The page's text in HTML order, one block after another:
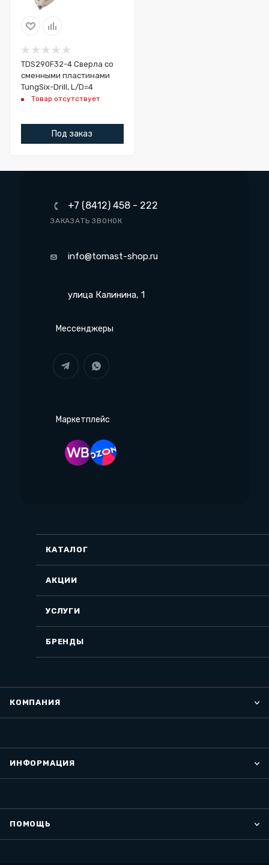
TDS290F32-4 Сверла со
сменными пластинами
TungSix-Drill, L/D=4
Товар отсутствует
Под заказ
+7 (8412) 458 - 222
ЗАКАЗАТЬ ЗВОНОК
info@tomast-shop.ru
улица Калинина, 1
Мессенджеры
Маркетплейс
КАТАЛОГ
АКЦИИ
УСЛУГИ
БРЕНДЫ
КОМПАНИЯ
ИНФОРМАЦИЯ
ПОМОЩЬ